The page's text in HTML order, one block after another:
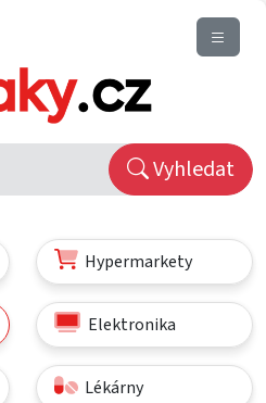
Vyhledat
Hypermarkety
Elektronika
Lékárny